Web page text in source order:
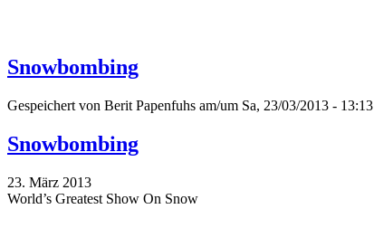
Snowbombing
Gespeichert von Berit Papenfuhs am/um Sa, 23/03/2013 - 13:13
Snowbombing
23. März 2013
World’s Greatest Show On Snow